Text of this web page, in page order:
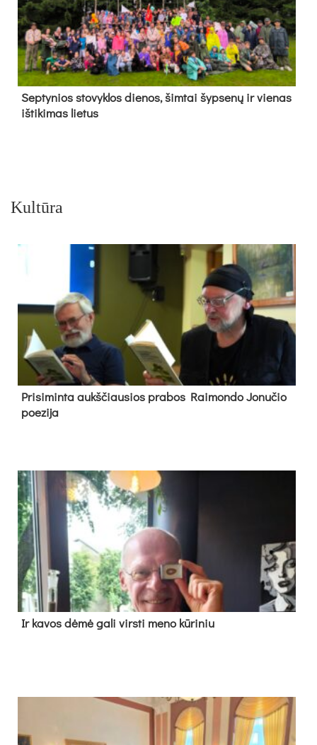
Sep­ty­nios sto­vyk­los die­nos, šim­tai šyp­se­nų ir vie­nas
iš­ti­ki­mas lie­tus
Kultūra
Pri­si­min­ta aukš­čiau­sios pra­bos Rai­mon­do Jo­nu­čio
poe­zi­ja
Ir ka­vos dė­mė ga­li virs­ti me­no kū­ri­niu